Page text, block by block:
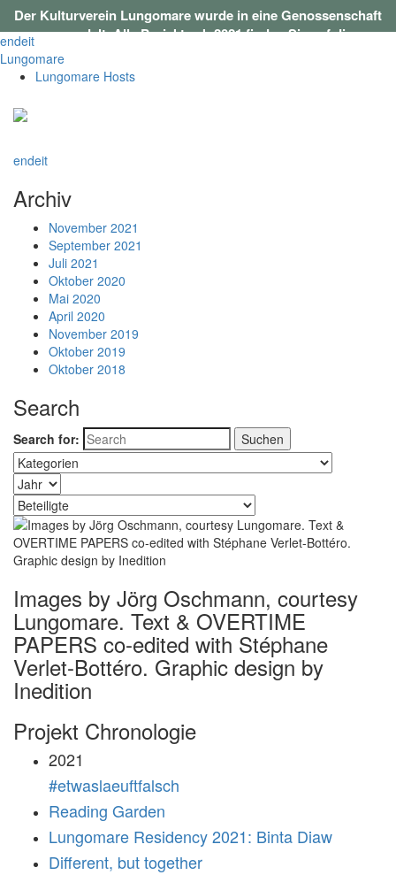
Der Kulturverein Lungomare wurde in eine Genossenschaft
umgewandelt. Alle Projekte ab 2021 finden Sie aufdieser
endeit
Lungomare
Lungomare Hosts
endeit
Archiv
November 2021
September 2021
Juli 2021
Oktober 2020
Mai 2020
April 2020
November 2019
Oktober 2019
Oktober 2018
Search
Search for:
Images by Jörg Oschmann, courtesy
Lungomare. Text & OVERTIME
PAPERS co-edited with Stéphane
Verlet-Bottéro. Graphic design by
Inedition
Projekt Chronologie
2021
#etwaslaeuftfalsch
Reading Garden
Lungomare Residency 2021: Binta Diaw
Different, but together